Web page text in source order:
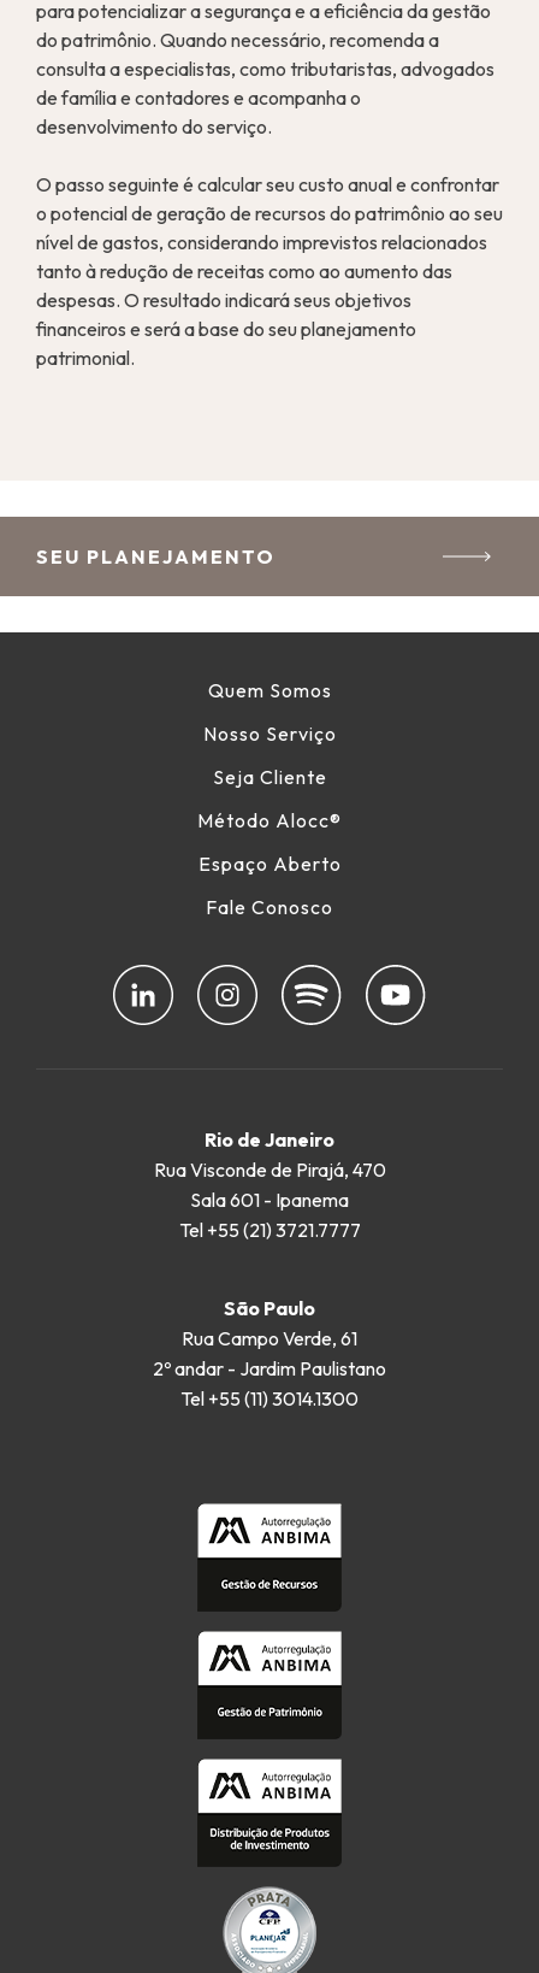
para potencializar a segurança e a eficiência da gestão
do patrimônio. Quando necessário, recomenda a
consulta a especialistas, como tributaristas, advogados
de família e contadores e acompanha o
desenvolvimento do serviço.
O passo seguinte é calcular seu custo anual e confrontar
o potencial de geração de recursos do patrimônio ao seu
nível de gastos, considerando imprevistos relacionados
tanto à redução de receitas como ao aumento das
despesas. O resultado indicará seus objetivos
financeiros e será a base do seu planejamento
patrimonial.
SEU PLANEJAMENTO
Quem Somos
Nosso Serviço
Seja Cliente
Método Alocc®
Espaço Aberto
Fale Conosco
Rio de Janeiro
Rua Visconde de Pirajá, 470
Sala 601 - Ipanema
Tel +55 (21) 3721.7777
São Paulo
Rua Campo Verde, 61
2º andar - Jardim Paulistano
Tel +55 (11) 3014.1300